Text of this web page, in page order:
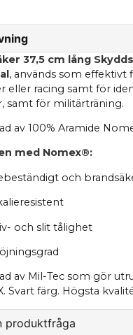
37,5 cm lång
, används som effektivt
eller racing samt för
samt för militärträning.
av 100% Aramide
med Nomex®:
och
och slit tålighet
av Mil-Tec som gör
Svart färg. Högsta
produktfråga